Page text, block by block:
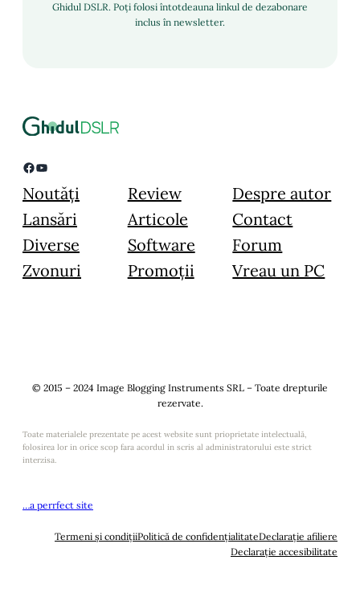
Ghidul DSLR. Poți folosi întotdeauna linkul de dezabonare
inclus în newsletter.
Facebook YouTube
Noutăți
Lansări
Diverse
Zvonuri
Review
Articole
Software
Promoții
Despre autor
Contact
Forum
Vreau un PC
© 2015 – 2024 Image Blogging Instruments SRL – Toate drepturile
rezervate.
Toate materialele prezentate pe acest website sunt prioprietate intelectuală,
folosirea lor in orice scop fara acordul in scris al administratorului este strict
interzisa.
…a perrfect site
Termeni și condițiiPolitică de confidențialitateDeclarație afiliere
Declarație accesibilitate